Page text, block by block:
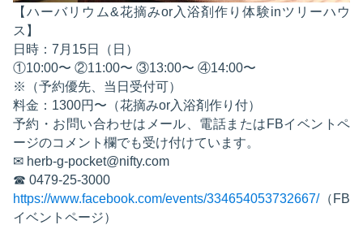
【ハーバリウム&花摘みor入浴剤作り体験inツリーハウ
ス】
日時：7月15日（日）
①10:00〜 ②11:00〜 ③13:00〜 ④14:00〜
※（予約優先、当日受付可）
料金：1300円〜（花摘みor入浴剤作り付）
予約・お問い合わせはメール、電話またはFBイベントペ
ージのコメント欄でも受け付けています。
✉︎ herb-g-pocket@nifty.com
☎︎ 0479-25-3000
https://www.facebook.com/events/334654053732667/（FB
イベントページ）